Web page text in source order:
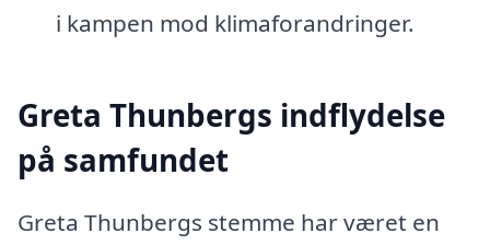
i kampen mod klimaforandringer.
Greta Thunbergs indflydelse
på samfundet
Greta Thunbergs stemme har været en